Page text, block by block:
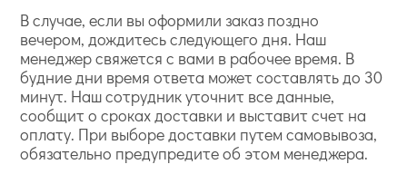
В случае, если вы оформили заказ поздно
вечером, дождитесь следующего дня. Наш
менеджер свяжется с вами в рабочее время. В
будние дни время ответа может составлять до 30
минут. Наш сотрудник уточнит все данные,
сообщит о сроках доставки и выставит счет на
оплату. При выборе доставки путем самовывоза,
обязательно предупредите об этом менеджера.